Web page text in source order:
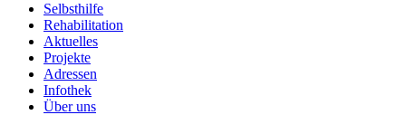
Selbsthilfe
Rehabilitation
Aktuelles
Projekte
Adressen
Infothek
Über uns